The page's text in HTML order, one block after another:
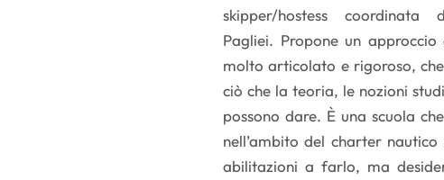
skipper/hostess
Pagliei. Propone un
molto articolato e rigoroso,
ciò che la teoria, le nozioni
possono dare. È una scuola
nell’ambito del charter
abilitazioni a farlo, ma